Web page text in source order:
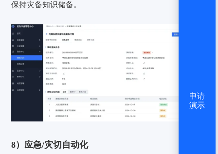
保持灾备知识储备。
8）应急/灾切自动化
申请
演示